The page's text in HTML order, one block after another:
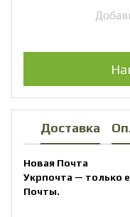
Доставка
Новая Почта
Укрпочта — только
Почты.